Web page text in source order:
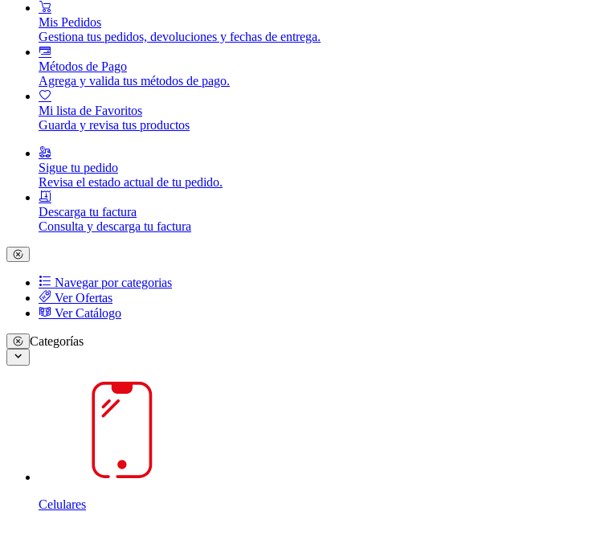
Mis Pedidos
Gestiona tus pedidos, devoluciones y fechas de entrega.
Métodos de Pago
Agrega y valida tus métodos de pago.
Mi lista de Favoritos
Guarda y revisa tus productos
Sigue tu pedido
Revisa el estado actual de tu pedido.
Descarga tu factura
Consulta y descarga tu factura
Navegar por categorias
Ver Ofertas
Ver Catálogo
Categorías
Celulares